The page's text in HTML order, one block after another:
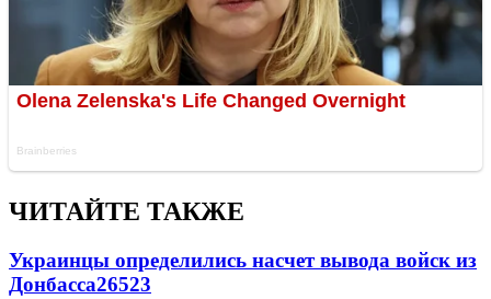
ЧИТАЙТЕ ТАКЖЕ
Украинцы определились насчет вывода войск из
Донбасса26523